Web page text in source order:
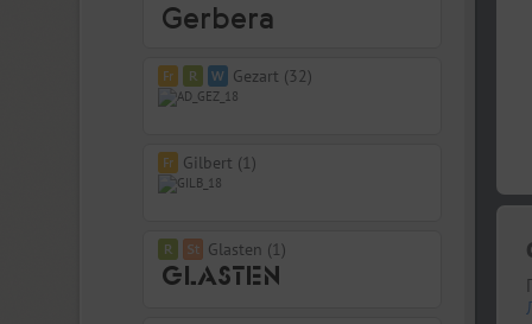
Gezart (32)
Gilbert (1)
Glasten (1)